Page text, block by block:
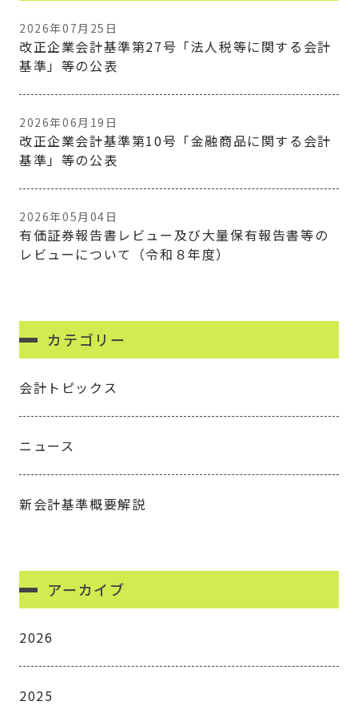
2026年07月25日
改正企業会計基準第27号「法人税等に関する会計
基準」等の公表
2026年06月19日
改正企業会計基準第10号「金融商品に関する会計
基準」等の公表
2026年05月04日
有価証券報告書レビュー及び大量保有報告書等の
レビューについて（令和８年度）
カテゴリー
会計トピックス
ニュース
新会計基準概要解説
アーカイブ
2026
2025